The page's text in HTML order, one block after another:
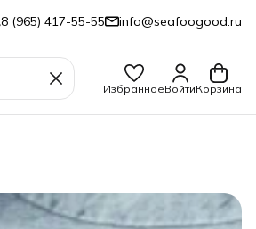
8 (965) 417-55-55 info@seafoogood.ru
ИзбранноеВойтиКорзина